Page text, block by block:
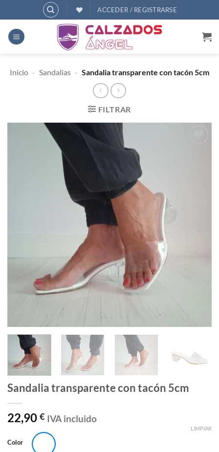
al
contenido
ACCEDER / REGISTRARSE
Inicio - Sandalias - Sandalia transparente con tacón 5cm
FILTRAR
Sandalia transparente con tacón 5cm
22,90 € IVA incluido
Color
LIMPIAR